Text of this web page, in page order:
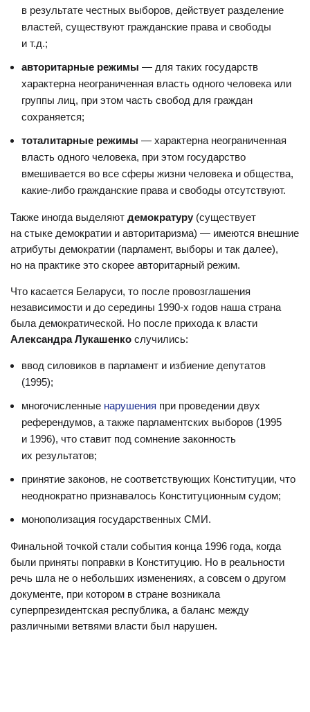
в результате честных выборов, действует разделение
властей, существуют гражданские права и свободы
и т.д.;
авторитарные режимы — для таких государств
характерна неограниченная власть одного человека или
группы лиц, при этом часть свобод для граждан
сохраняется;
тоталитарные режимы — характерна неограниченная
власть одного человека, при этом государство
вмешивается во все сферы жизни человека и общества,
какие-либо гражданские права и свободы отсутствуют.
Также иногда выделяют демократуру (существует
на стыке демократии и авторитаризма) — имеются внешние
атрибуты демократии (парламент, выборы и так далее),
но на практике это скорее авторитарный режим.
Что касается Беларуси, то после провозглашения
независимости и до середины 1990-х годов наша страна
была демократической. Но после прихода к власти
Александра Лукашенко случились:
ввод силовиков в парламент и избиение депутатов
(1995);
многочисленные нарушения при проведении двух
референдумов, а также парламентских выборов (1995
и 1996), что ставит под сомнение законность
их результатов;
принятие законов, не соответствующих Конституции, что
неоднократно признавалось Конституционным судом;
монополизация государственных СМИ.
Финальной точкой стали события конца 1996 года, когда
были приняты поправки в Конституцию. Но в реальности
речь шла не о небольших изменениях, а совсем о другом
документе, при котором в стране возникала
суперпрезидентская республика, а баланс между
различными ветвями власти был нарушен.